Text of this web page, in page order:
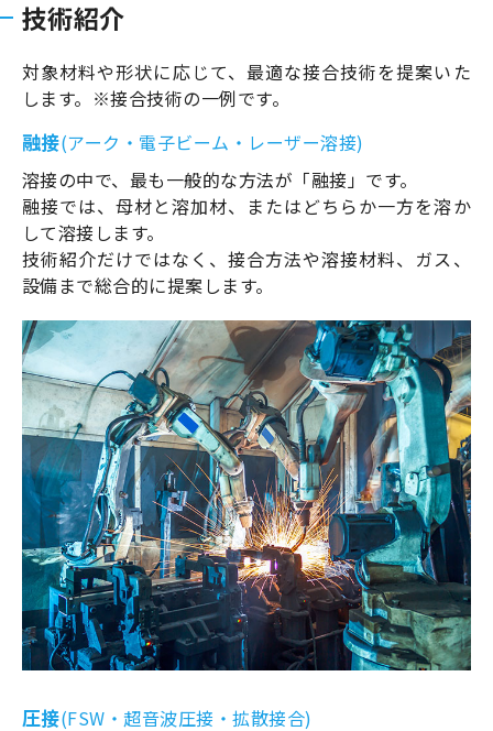
技術紹介
対象材料や形状に応じて、最適な接合技術を提案いた
します。※接合技術の一例です。
融接(アーク・電子ビーム・レーザー溶接)
溶接の中で、最も一般的な方法が「融接」です。
融接では、母材と溶加材、またはどちらか一方を溶か
して溶接します。
技術紹介だけではなく、接合方法や溶接材料、ガス、
設備まで総合的に提案します。
圧接(FSW・超音波圧接・拡散接合)